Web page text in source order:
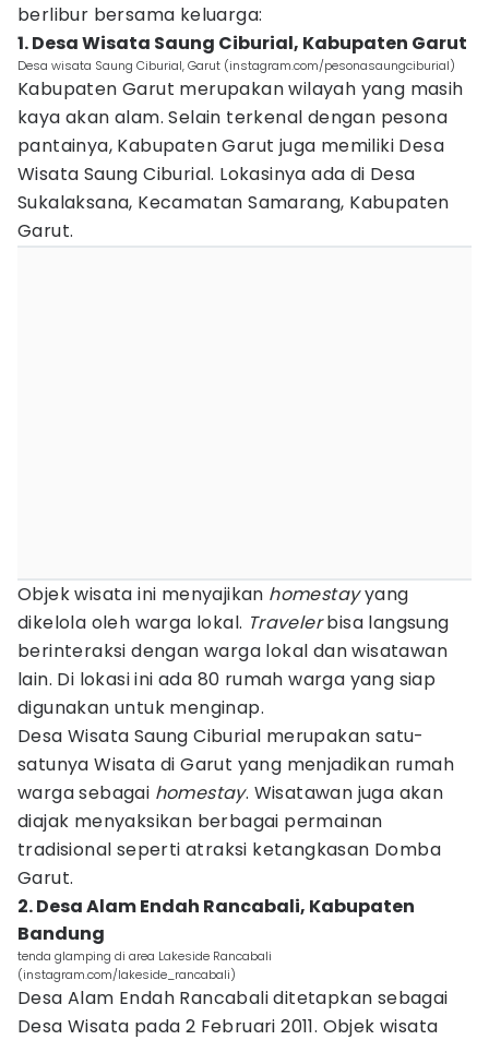
berlibur bersama keluarga:
1. Desa Wisata Saung Ciburial, Kabupaten Garut
Desa wisata Saung Ciburial, Garut (instagram.com/pesonasaungciburial)
Kabupaten Garut merupakan wilayah yang masih
kaya akan alam. Selain terkenal dengan pesona
pantainya, Kabupaten Garut juga memiliki Desa
Wisata Saung Ciburial. Lokasinya ada di Desa
Sukalaksana, Kecamatan Samarang, Kabupaten
Garut.
Objek wisata ini menyajikan homestayyang
dikelola oleh warga lokal. Travelerbisa langsung
berinteraksi dengan warga lokal dan wisatawan
lain. Di lokasi ini ada 80 rumah warga yang siap
digunakan untuk menginap.
Desa Wisata Saung Ciburial merupakan satu-
satunya Wisata di Garut yang menjadikan rumah
warga sebagai homestay. Wisatawan juga akan
diajak menyaksikan berbagai permainan
tradisional seperti atraksi ketangkasan Domba
Garut.
2. Desa Alam Endah Rancabali, Kabupaten
Bandung
tenda glamping di area Lakeside Rancabali
(instagram.com/lakeside_rancabali)
Desa Alam Endah Rancabali ditetapkan sebagai
Desa Wisata pada 2 Februari 2011. Objek wisata